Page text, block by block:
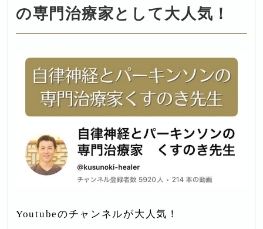
の専門治療家として大人気！
Youtubeのチャンネルが大人気！